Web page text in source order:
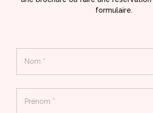
formulaire.